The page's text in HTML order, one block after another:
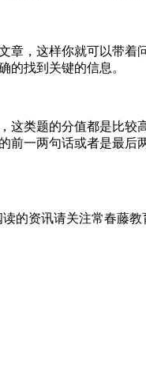
，这样你就可以带着
的找到关键的信息。
类题的分值都是比较
前一两句话或者是最
的资讯请关注常春藤教